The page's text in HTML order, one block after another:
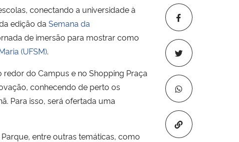
Copiar para
conectando a universidade à
edição da Semana da
de imersão para mostrar como
(UFSM).
do Campus e no Shopping Praça
conhecendo de perto os
Para isso, será ofertada uma
entre outras temáticas, como